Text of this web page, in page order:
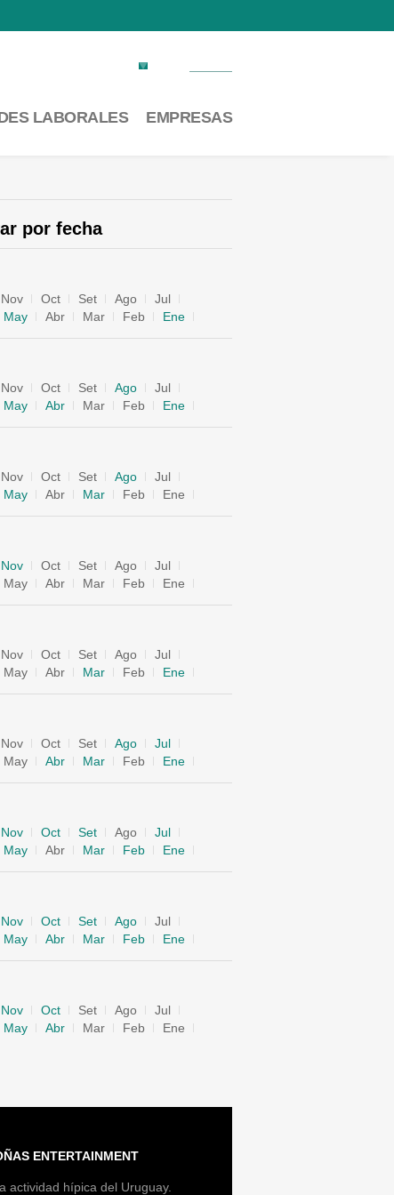
LABORALES EMPRESAS
por fecha
Nov Oct Set Ago
Jul
May Abr Mar Feb Ene
Nov Oct Set Ago
Jul
May Abr Mar Feb Ene
Nov Oct Set Ago
Jul
May Abr Mar Feb Ene
Nov Oct Set Ago
Jul
May Abr Mar Feb Ene
Nov Oct Set Ago
Jul
May Abr Mar Feb Ene
Nov Oct Set Ago
Jul
May Abr Mar Feb Ene
Nov Oct Set Ago
Jul
May Abr Mar Feb Ene
Nov Oct Set Ago
Jul
May Abr Mar Feb Ene
Nov Oct Set Ago
Jul
May Abr Mar Feb Ene
ENTERTAINMENT
actividad hípica del Uruguay.